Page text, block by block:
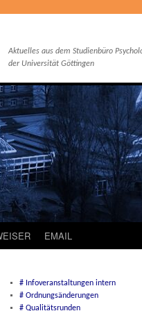
Aktuelles aus dem Studienbüro
der Universität Göttingen
EMAIL
# Infoveranstaltungen intern
# Ordnungsänderungen
# Qualitätsrunden